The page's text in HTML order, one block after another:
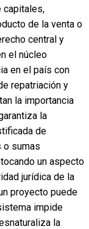
capitales,
de la venta o
central y
el núcleo
en el país con
repatriación y
la importancia
la
de
o sumas
un aspecto
jurídica de la
proyecto puede
impide
la